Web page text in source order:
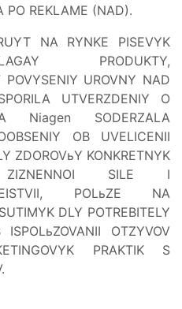
PO REKLAME (NAD).
NA RYNKE PISEVYK
PRODUKTY,
UROVNY NAD
UTVERZDENIY O
Niagen SODERZALA
OB UVELICENII
ZDOROVьY KONKRETNYK
ZIZNENNOI SILE I
POLьZE NA
DLY POTREBITELY
OTZYVOV
PRAKTIK S